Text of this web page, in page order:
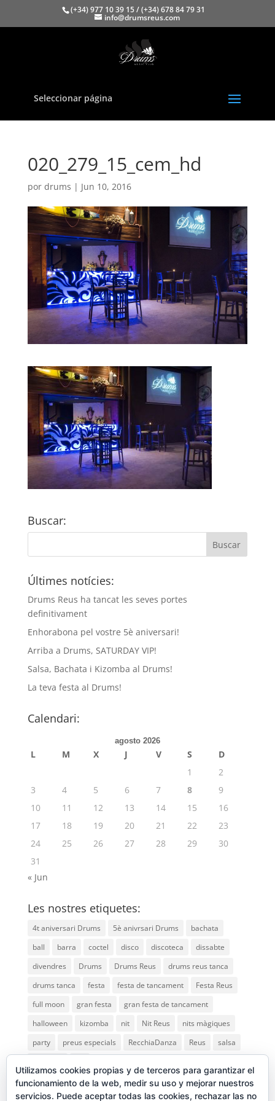
(+34) 977 10 39 15 / (+34) 678 84 79 31
info@drumsreus.com
Seleccionar página
020_279_15_cem_hd
por drums | Jun 10, 2016
Buscar:
Últimes notícies:
Drums Reus ha tancat les seves portes
definitivament
Enhorabona pel vostre 5è aniversari!
Arriba a Drums, SATURDAY VIP!
Salsa, Bachata i Kizomba al Drums!
La teva festa al Drums!
Calendari:
agosto 2026
L M X J V S
D
1
2
3
4 5 6 7 8
9
10
11 12 13 14 15
16
17
18 19 20 21 22
23
24
25 26 27 28 29
30
31
« Jun
Les nostres etiquetes:
4t aniversari Drums 5è anivrsari Drums
bachata
ball
barra coctel disco discoteca
dissabte
divendres
Drums Drums Reus
drums reus tanca
drums tanca
festa festa de tancament
Festa Reus
full moon
gran festa
gran festa de tancament
halloween
kizomba nit Nit Reus
nits màgiques
party
preus especials RecchiaDanza Reus
salsa
Utilizamos cookies propias y de terceros para garantizar el
funcionamiento de la web, medir su uso y mejorar nuestros
servicios. Puede aceptar todas las cookies, rechazar las no